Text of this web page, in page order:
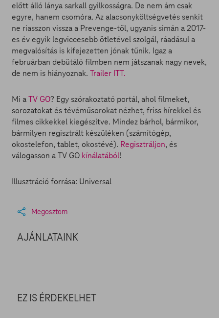
előtt álló lánya sarkall gyilkosságra. De nem ám csak
egyre, hanem csomóra. Az alacsonyköltségvetés senkit
ne riasszon vissza a Prevenge-től, ugyanis simán a 2017-
es év egyik legviccesebb ötletével szolgál, ráadásul a
megvalósítás is kifejezetten jónak tűnik. Igaz a
februárban debütáló filmben nem játszanak nagy nevek,
de nem is hiányoznak. Trailer ITT.
Mi aTV GO? Egy szórakoztató portál, ahol filmeket,
sorozatokat és tévéműsorokat nézhet, friss hírekkel és
filmes cikkekkel kiegészítve. Mindez bárhol, bármikor,
bármilyen regisztrált készüléken (számítógép,
okostelefon, tablet, okostévé). Regisztráljon, és
válogasson a TV GO kínálatából!
Illusztráció forrása: Universal
Megosztom
AJÁNLATAINK
EZ IS ÉRDEKELHET